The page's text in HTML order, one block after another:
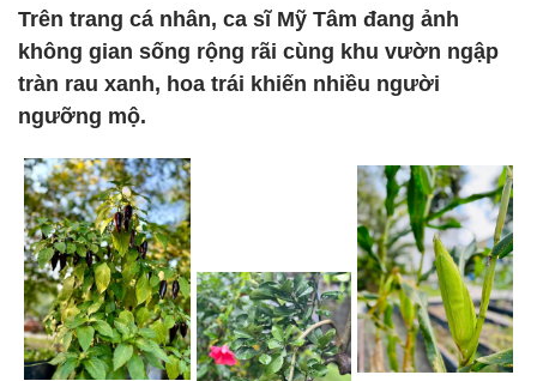
Trên trang cá nhân, ca sĩ Mỹ Tâm đang ảnh
không gian sống rộng rãi cùng khu vườn ngập
tràn rau xanh, hoa trái khiến nhiều người
ngưỡng mộ.